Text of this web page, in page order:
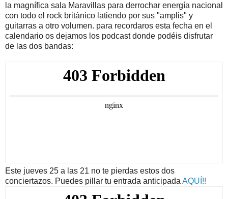
la magnífica sala Maravillas para derrochar energía nacional
con todo el rock británico latiendo por sus "amplis" y
guitarras a otro volumen. para recordaros esta fecha en el
calendario os dejamos los podcast donde podéis disfrutar
de las dos bandas:
Este jueves 25 a las 21 no te pierdas estos dos
conciertazos. Puedes pillar tu entrada anticipada AQUÍ!!